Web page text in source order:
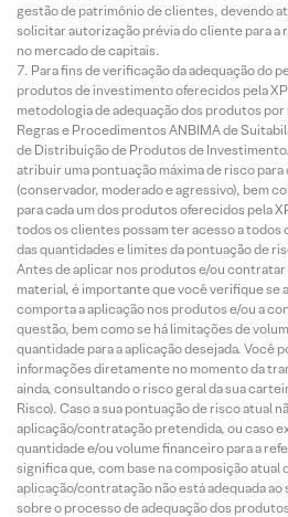
gestão de patrimônio de clientes, devendo
solicitar autorização prévia do cliente para a
no mercado de capitais.
Para fins de verificação da adequação do
produtos de investimento oferecidos pela
metodologia de adequação dos produtos
Regras e Procedimentos ANBIMA de
de Distribuição de Produtos de
atribuir uma pontuação máxima de risco
(conservador, moderado e agressivo), bem
para cada um dos produtos oferecidos pela
todos os clientes possam ter acesso a
das quantidades e limites da pontuação de
Antes de aplicar nos produtos e/ou
material, é importante que você verifique se
comporta a aplicação nos produtos e/ou a
questão, bem como se há limitações de
quantidade para a aplicação desejada. Você
informações diretamente no momento da
ainda, consultando o risco geral da sua
Risco). Caso a sua pontuação de risco atual
aplicação/contratação pretendida, ou caso
quantidade e/ou volume financeiro para a
significa que, com base na composição atual
aplicação/contratação não está adequada ao
sobre o processo de adequação dos